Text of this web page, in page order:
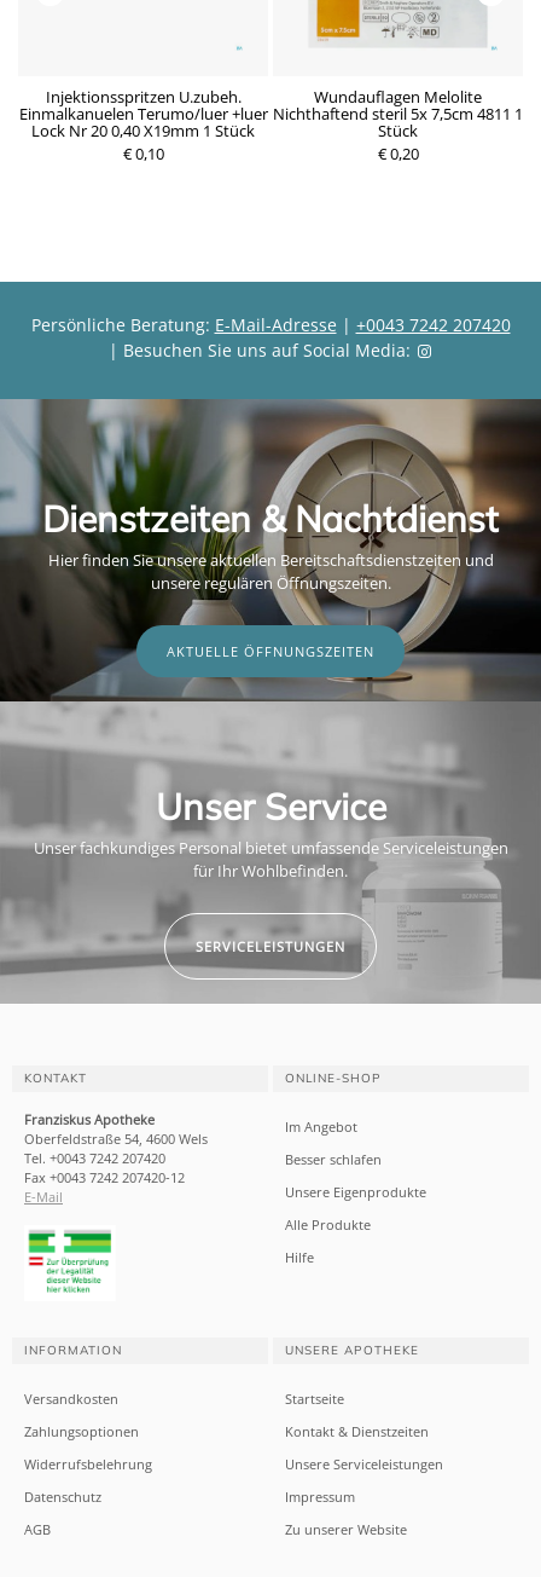
Injektionsspritzen U.zubeh.
Einmalkanuelen Terumo/luer +luer
Lock Nr 20 0,40 X19mm 1 Stück
€ 0,10
Wundauflagen Melolite
Nichthaftend steril 5x 7,5cm 4811 1
Stück
€ 0,20
Persönliche Beratung: E-Mail-Adresse | +0043 7242 207420
| Besuchen Sie uns auf Social Media:
Dienstzeiten & Nachtdienst
Hier finden Sie unsere aktuellen Bereitschaftsdienstzeiten und
unsere regulären Öffnungszeiten.
AKTUELLE ÖFFNUNGSZEITEN
Unser Service
Unser fachkundiges Personal bietet umfassende Serviceleistungen
für Ihr Wohlbefinden.
SERVICELEISTUNGEN
KONTAKT
Franziskus Apotheke
Oberfeldstraße 54, 4600 Wels
Tel. +0043 7242 207420
Fax +0043 7242 207420-12
E-Mail
ONLINE-SHOP
Im Angebot
Besser schlafen
Unsere Eigenprodukte
Alle Produkte
Hilfe
INFORMATION
Versandkosten
Zahlungsoptionen
Widerrufsbelehrung
Datenschutz
AGB
UNSERE APOTHEKE
Startseite
Kontakt & Dienstzeiten
Unsere Serviceleistungen
Impressum
Zu unserer Website